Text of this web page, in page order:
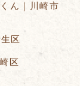
ん｜川崎市
生区
崎区